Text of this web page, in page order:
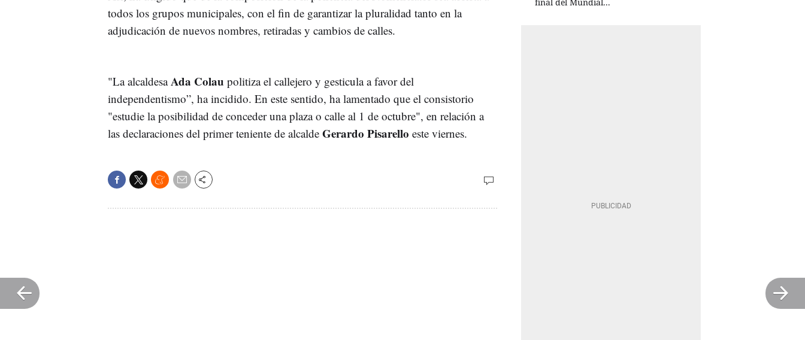
todos los grupos municipales, con el fin de garantizar la pluralidad tanto en la
adjudicación de nuevos nombres, retiradas y cambios de calles.
"La alcaldesaAda Colau politiza el callejero y gesticula a favor del
independentismo”, ha incidido. En este sentido, ha lamentado que el consistorio
"estudie la posibilidad de conceder una plaza o calle al 1 de octubre", en relación a
las declaraciones del primer teniente de alcalde Gerardo Pisarello este viernes.